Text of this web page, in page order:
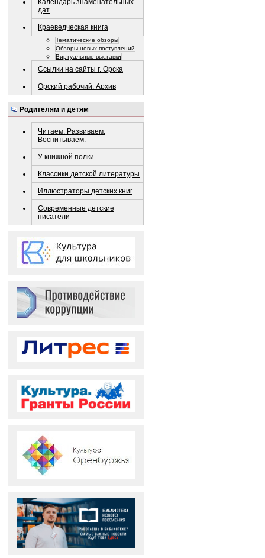
Календарь знаменательных
дат
Краеведческая книга
Тематические обзоры
Обзоры новых поступлений
Виртуальные выставки
Ссылки на сайты г. Орска
Орский рабочий. Архив
Родителям и детям
Читаем. Развиваем.
Воспитываем.
У книжной полки
Классики детской литературы
Иллюстраторы детских книг
Современные детские
писатели